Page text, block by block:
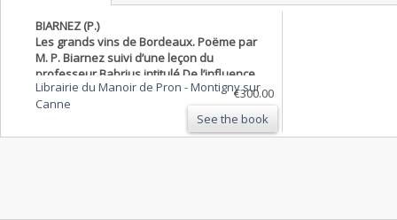
BIARNEZ (P.)
Les grands vins de Bordeaux. Poëme par
M. P. Biarnez suivi d’une leçon du
professeur Babrius intitulé De l’influence
du vin sur la civilisation. Deuxième édition
revue et augmentée d’une Préface.
Librairie du Manoir de Pron -Montigny sur
Canne
€300.00
See the book